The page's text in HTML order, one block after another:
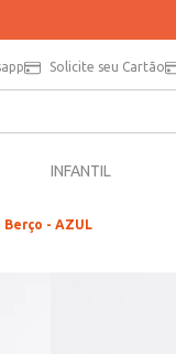
Solicite seu Cartão
INFANTIL
- AZUL